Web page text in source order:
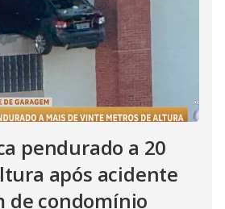
pendurado a 20
após acidente
de condomínio